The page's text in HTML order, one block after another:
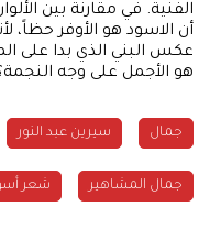
الفنية. في مقارنة بين
أن الاسود هو الأوفر حظاً،
عكس البني الذي بدا على
هو الأجمل على وجه
جمال سيرين عبد النور
جمال المشاهير شعر